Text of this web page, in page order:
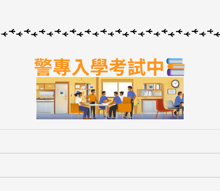
警專入學考試中